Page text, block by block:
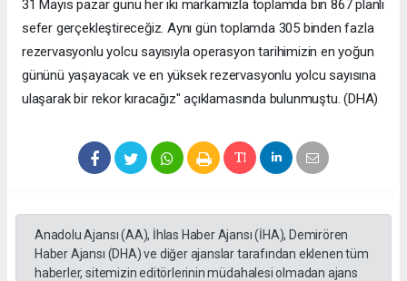
31 Mayıs pazar günü her iki markamızla toplamda bin 867 planlı
sefer gerçekleştireceğiz. Aynı gün toplamda 305 binden fazla
rezervasyonlu yolcu sayısıyla operasyon tarihimizin en yoğun
gününü yaşayacak ve en yüksek rezervasyonlu yolcu sayısına
ulaşarak bir rekor kıracağız" açıklamasında bulunmuştu. (DHA)
Anadolu Ajansı (AA), İhlas Haber Ajansı (İHA), Demirören
Haber Ajansı (DHA) ve diğer ajanslar tarafından eklenen tüm
haberler, sitemizin editörlerinin müdahalesi olmadan ajans